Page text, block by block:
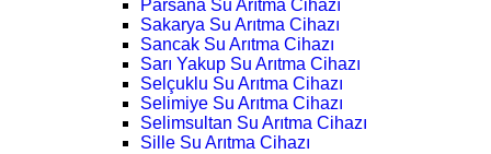
Parsana Su Arıtma Cihazı
Sakarya Su Arıtma Cihazı
Sancak Su Arıtma Cihazı
Sarı Yakup Su Arıtma Cihazı
Selçuklu Su Arıtma Cihazı
Selimiye Su Arıtma Cihazı
Selimsultan Su Arıtma Cihazı
Sille Su Arıtma Cihazı